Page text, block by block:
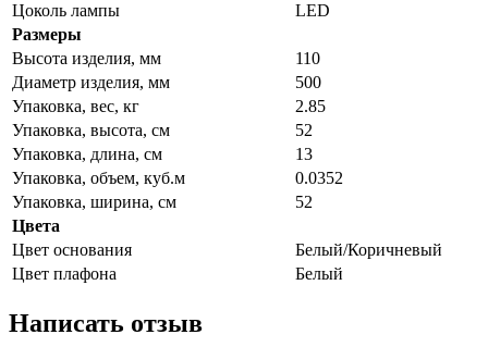
Цоколь лампы
LED
Размеры
Высота изделия, мм
110
Диаметр изделия, мм
500
Упаковка, вес, кг
2.85
Упаковка, высота, см
52
Упаковка, длина, см
13
Упаковка, объем, куб.м
0.0352
Упаковка, ширина, см
52
Цвета
Цвет основания
Белый/Коричневый
Цвет плафона
Белый
Написать отзыв